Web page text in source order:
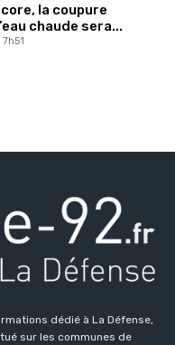
la coupure
chaude sera...
dédié à La Défense,
sur les communes de